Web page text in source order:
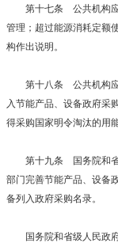
第十七条 公共机构应
管理；超过能源消耗定额
构作出说明。
第十八条 公共机构应
入节能产品、设备政府采
得采购国家明令淘汰的用
第十九条 国务院和省
部门完善节能产品、设备
备列入政府采购名录。
国务院和省级人民政府